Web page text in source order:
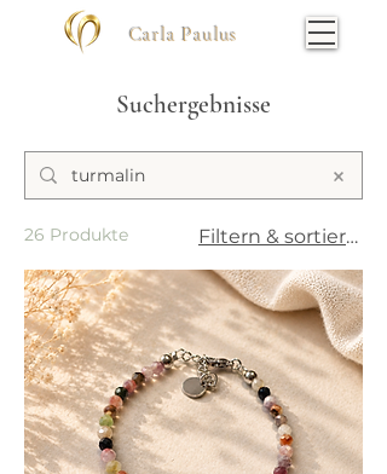
Carla Paulus
Suchergebnisse
26 Produkte Filtern & sortieren